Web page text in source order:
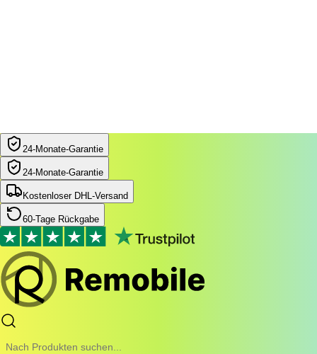
24‑Monate‑Garantie
24‑Monate‑Garantie
Kostenloser DHL-Versand
60-Tage Rückgabe